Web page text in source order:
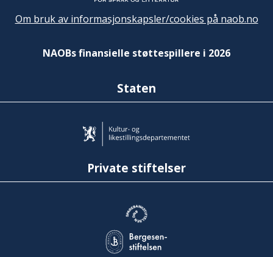
Om bruk av informasjonskapsler/cookies på naob.no
NAOBs finansielle støttespillere i 2026
Staten
Private stiftelser